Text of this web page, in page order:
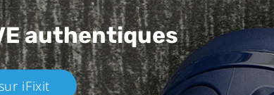
authentiques​
iFixit​